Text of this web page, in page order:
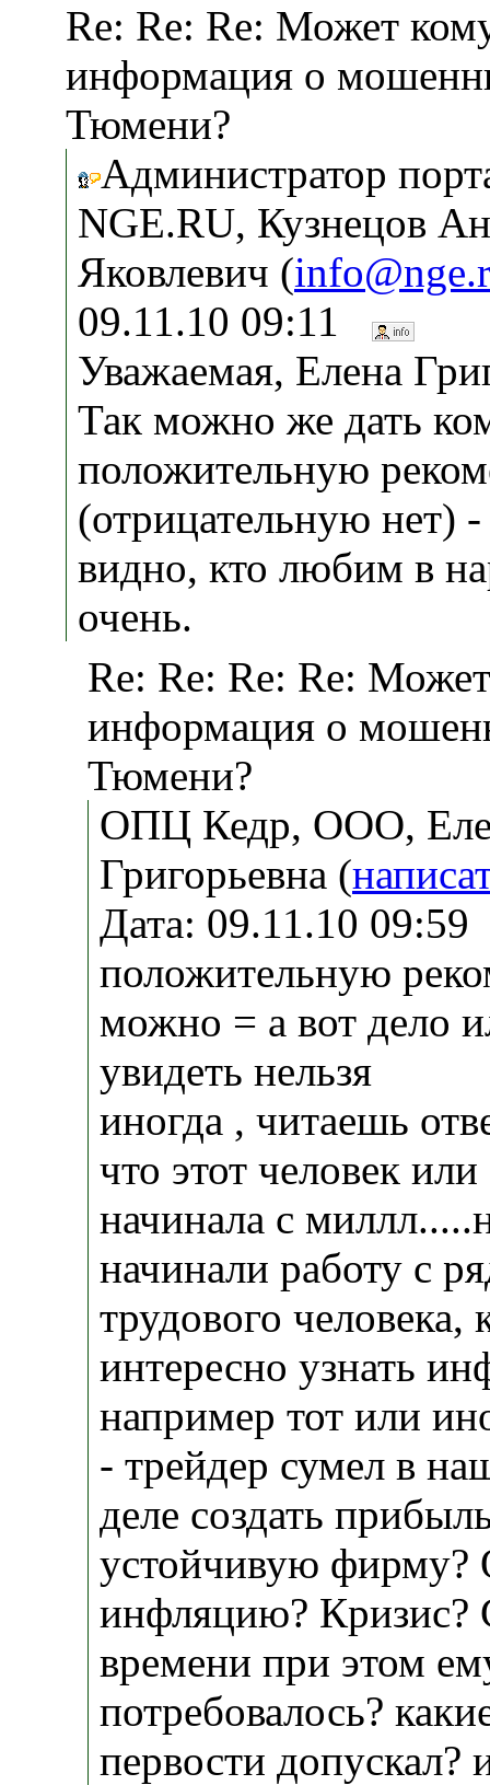
Re: Re: Re: Может
информация о
Тюмени?
Администратор
NGE.RU, Кузнецов
Яковлевич (
09.11.10 09:11
Уважаемая, Елена
Так можно же дать
положительную
(отрицательную нет) -
видно, кто любим в
очень.
Re: Re: Re: Re:
информация о
Тюмени?
ОПЦ Кедр, ООО,
Григорьевна (
Дата: 09.11.10
положительную
можно = а вот дело
увидеть нельзя
иногда , читаешь
что этот человек
начинала с
начинали работу с
трудового человека,
интересно узнать
например тот или
- трейдер сумел в
деле создать
устойчивую фирму?
инфляцию? Кризис?
времени при этом
потребовалось?
первости допускал?